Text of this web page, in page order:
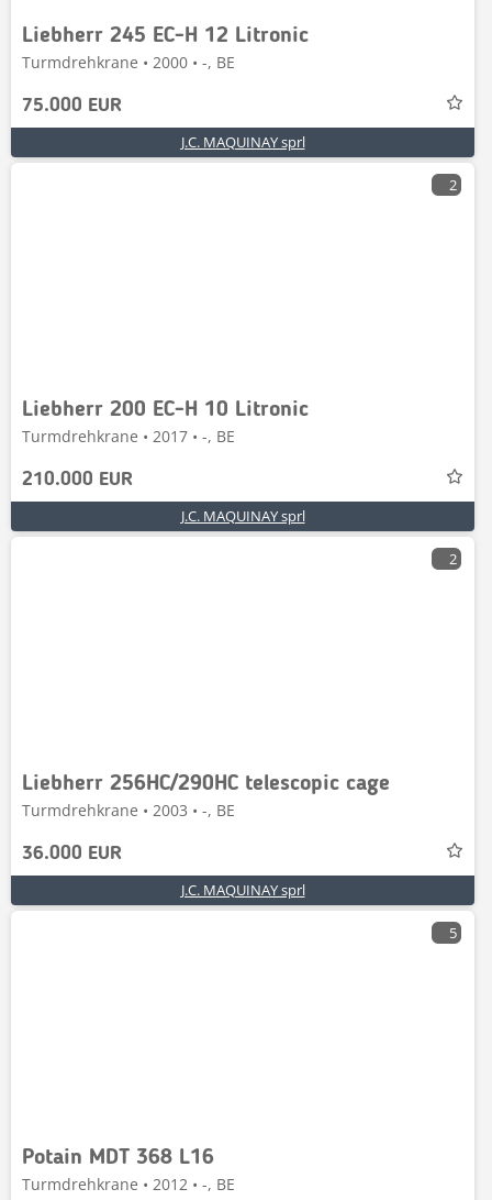
Liebherr 245 EC-H 12 Litronic
Turmdrehkrane • 2000 • -, BE
75.000 EUR
J.C. MAQUINAY sprl
2
Liebherr 200 EC-H 10 Litronic
Turmdrehkrane • 2017 • -, BE
210.000 EUR
J.C. MAQUINAY sprl
2
Liebherr 256HC/290HC telescopic cage
Turmdrehkrane • 2003 • -, BE
36.000 EUR
J.C. MAQUINAY sprl
5
Potain MDT 368 L16
Turmdrehkrane • 2012 • -, BE